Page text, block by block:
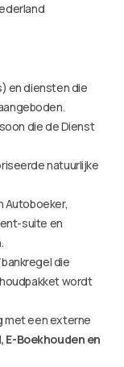
en diensten die
die de Dienst
natuurlijke
Autoboeker,
suite en
die
wordt
met een externe
E-Boekhouden en